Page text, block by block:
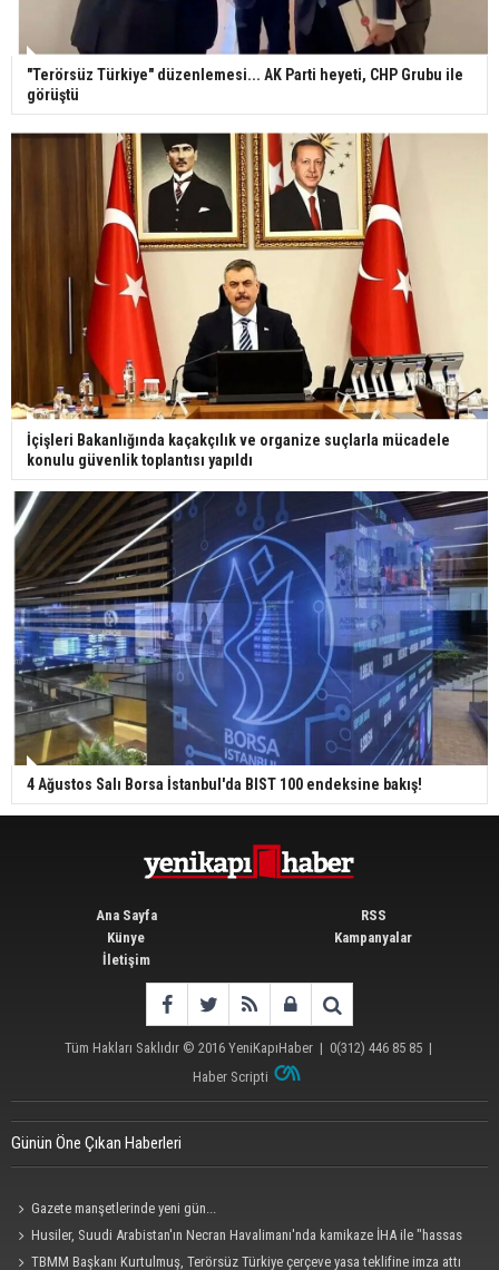
"Terörsüz Türkiye" düzenlemesi... AK Parti heyeti, CHP Grubu ile
görüştü
İçişleri Bakanlığında kaçakçılık ve organize suçlarla mücadele
konulu güvenlik toplantısı yapıldı
4 Ağustos Salı Borsa İstanbul'da BIST 100 endeksine bakış!
Ana Sayfa
Künye
İletişim
RSS
Kampanyalar
Tüm Hakları Saklıdır © 2016 YeniKapıHaber| 0(312) 446 85 85|
Haber Scripti
Günün Öne Çıkan Haberleri
Gazete manşetlerinde yeni gün...
Husiler, Suudi Arabistan'ın Necran Havalimanı'nda kamikaze İHA ile "hassas
bir hedefi" vurduklarını açıkladı
TBMM Başkanı Kurtulmuş, Terörsüz Türkiye çerçeve yasa teklifine imza attı